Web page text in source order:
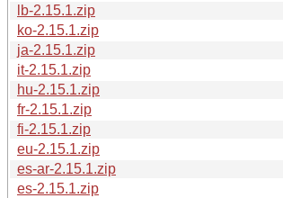
lb-2.15.1.zip
ko-2.15.1.zip
ja-2.15.1.zip
it-2.15.1.zip
hu-2.15.1.zip
fr-2.15.1.zip
fi-2.15.1.zip
eu-2.15.1.zip
es-ar-2.15.1.zip
es-2.15.1.zip